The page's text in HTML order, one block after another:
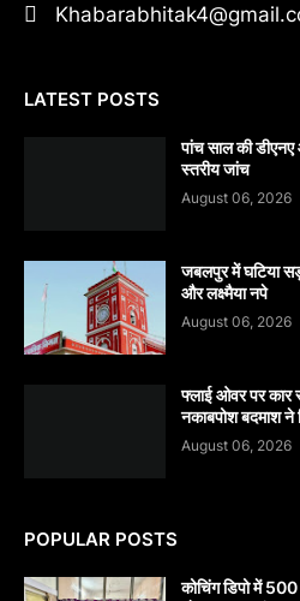
LATEST POSTS
पांच साल की डीएनए
स्तरीय जांच
August 06, 2026
जबलपुर में घटिया
और लक्ष्मैया नपे
August 06, 2026
फ्लाई ओवर पर कार
नकाबपोश बदमाश ने
August 06, 2026
POPULAR POSTS
कोचिंग डिपो में